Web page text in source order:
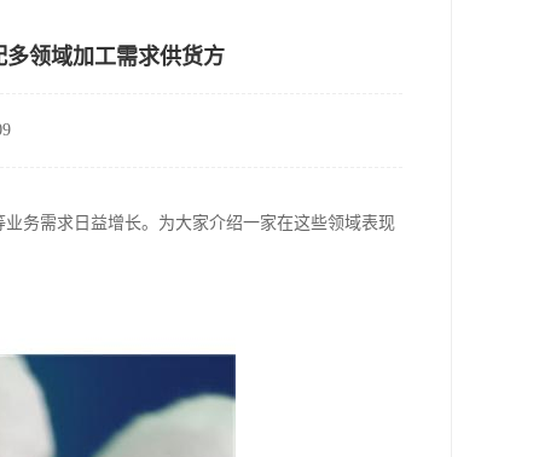
领域加工需求供货方
务需求日益增长。为大家介绍一家在这些领域表现